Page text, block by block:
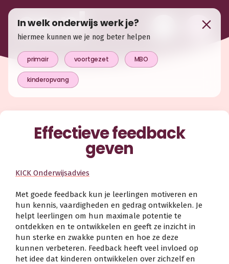
Effectieve feedback
geven
KICK Onderwijsadvies
Met goede feedback kun je leerlingen motiveren en
hun kennis, vaardigheden en gedrag ontwikkelen. Je
helpt leerlingen om hun maximale potentie te
ontdekken en te ontwikkelen en geeft ze inzicht in
hun sterke en zwakke punten en hoe ze deze
kunnen verbeteren. Feedback heeft veel invloed op
het idee dat kinderen ontwikkelen over zichzelf en
In welk onderwijs werk je?
hiermee kunnen we je nog beter helpen
primair voortgezet MBO
kinderopvang